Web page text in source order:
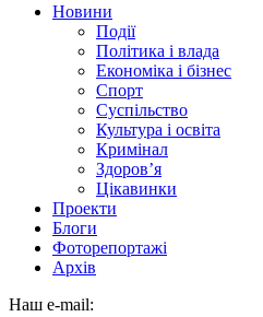
Новини
Події
Політика і влада
Економіка і бізнес
Спорт
Суспільство
Культура і освіта
Кримінал
Здоров’я
Цікавинки
Проекти
Блоги
Фоторепортажі
Архів
Наш e-mail: